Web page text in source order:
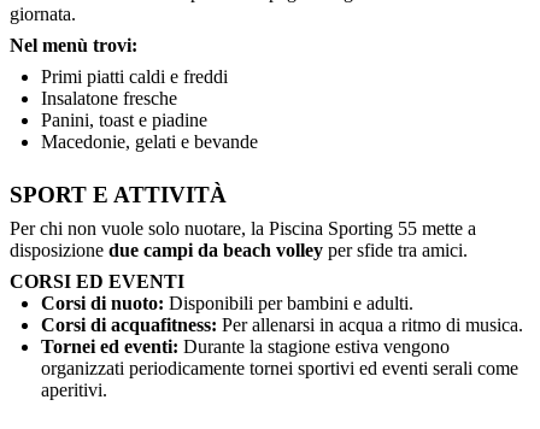
giornata.
Nel menù trovi:
Primi piatti caldi e freddi
Insalatone fresche
Panini, toast e piadine
Macedonie, gelati e bevande
SPORT E ATTIVITÀ
Per chi non vuole solo nuotare, la Piscina Sporting 55 mette a
disposizione due campi da beach volley per sfide tra amici.
CORSI ED EVENTI
Corsi di nuoto: Disponibili per bambini e adulti.
Corsi di acquafitness: Per allenarsi in acqua a ritmo di musica.
Tornei ed eventi: Durante la stagione estiva vengono
organizzati periodicamente tornei sportivi ed eventi serali come
aperitivi.